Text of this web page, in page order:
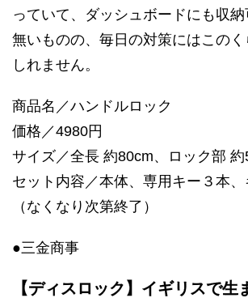
っていて、ダッシュボードにも収
無いものの、毎日の対策にはこの
しれません。
商品名／ハンドルロック
価格／4980円
サイズ／全長 約80cm、ロック部
セット内容／本体、専用キー３本、
（なくなり次第終了）
●三金商事
【ディスロック】イギリスで生